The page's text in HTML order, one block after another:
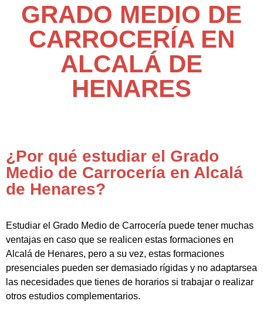
GRADO MEDIO DE
CARROCERÍA EN
ALCALÁ DE
HENARES
¿Por qué estudiar el Grado
Medio de Carrocería en Alcalá
de Henares?
Estudiar el Grado Medio de Carrocería puede tener muchas
ventajas en caso que se realicen estas formaciones en
Alcalá de Henares, pero a su vez, estas formaciones
presenciales pueden ser demasiado rígidas y no adaptarsea
las necesidades que tienes de horarios si trabajar o realizar
otros estudios complementarios.